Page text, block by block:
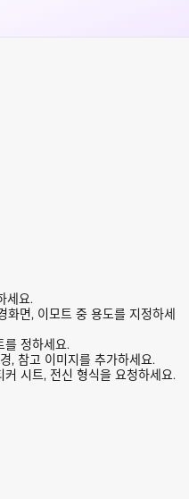
세요.
화면, 이모트 중 용도를 지정하세
를 정하세요.
, 참고 이미지를 추가하세요.
시트, 전신 형식을 요청하세요.